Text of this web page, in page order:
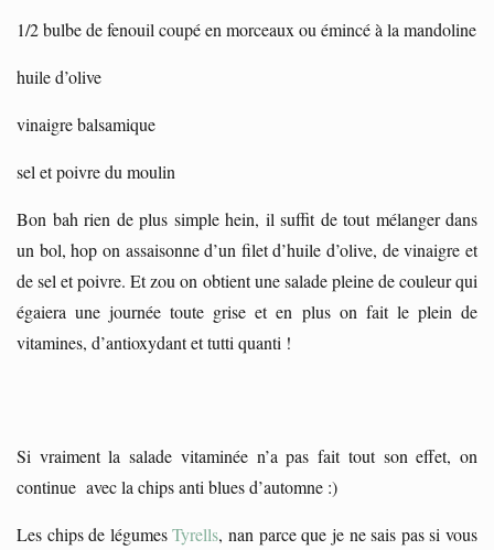
1/2 bulbe de fenouil coupé en morceaux ou émincé à la mandoline
huile d’olive
vinaigre balsamique
sel et poivre du moulin
Bon bah rien de plus simple hein, il suffit de tout mélanger dans
un bol, hop on assaisonne d’un filet d’huile d’olive, de vinaigre et
de sel et poivre. Et zou on obtient une salade pleine de couleur qui
égaiera une journée toute grise et en plus on fait le plein de
vitamines, d’antioxydant et tutti quanti !
Si vraiment la salade vitaminée n’a pas fait tout son effet, on
continue avec la chips anti blues d’automne :)
Les chips de légumesTyrells, nan parce que je ne sais pas si vous